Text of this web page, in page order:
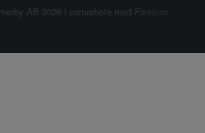
AB 2026 i samarbete med Flexicon